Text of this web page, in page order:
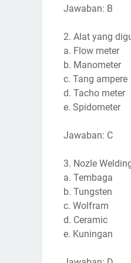
Jawaban: B
2. Alat yang
a. Flow meter
b. Manometer
c. Tang ampere
d. Tacho meter
e. Spidometer
Jawaban: C
3. Nozle
a. Tembaga
b. Tungsten
c. Wolfram
d. Ceramic
e. Kuningan